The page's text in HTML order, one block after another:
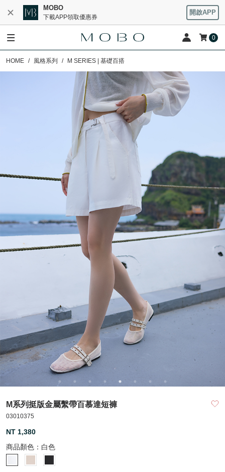
MOBO
下載APP領取優惠券
開啟APP
0
HOME 風格系列 M SERIES | 基礎百搭
M系列挺版金屬繫帶百慕達短褲
03010375
NT 1,380
商品顏色： 白色